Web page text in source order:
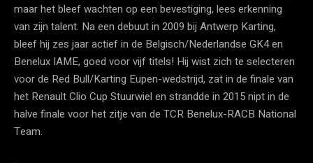
maar het bleef wachten op een bevestiging, lees erkenning
van zijn talent. Na een debuut in 2009 bij Antwerp Karting,
bleef hij zes jaar actief in de Belgisch/Nederlandse GK4 en
Benelux IAME, goed voor vijf titels! Hij wist zich te selecteren
voor de Red Bull/Karting Eupen-wedstrijd, zat in de finale van
het Renault Clio Cup Stuurwiel en strandde in 2015 nipt in de
halve finale voor het zitje van de TCR Benelux-RACB National
Team.